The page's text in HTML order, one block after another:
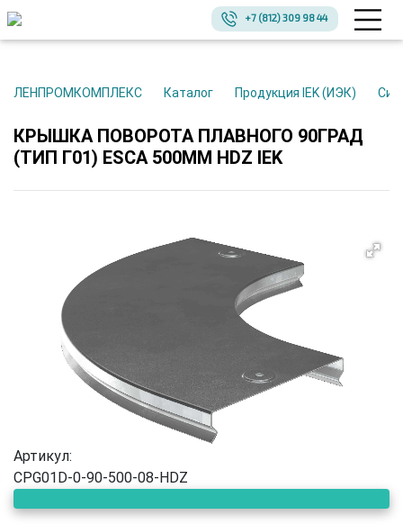
+7 (812) 309 98 44
ЛЕНПРОМКОМПЛЕКС Каталог Продукция IEK (ИЭК)
КРЫШКА ПОВОРОТА ПЛАВНОГО 90ГРАД
(ТИП Г01) ESCA 500ММ HDZ IEK
Артикул:
CPG01D-0-90-500-08-HDZ